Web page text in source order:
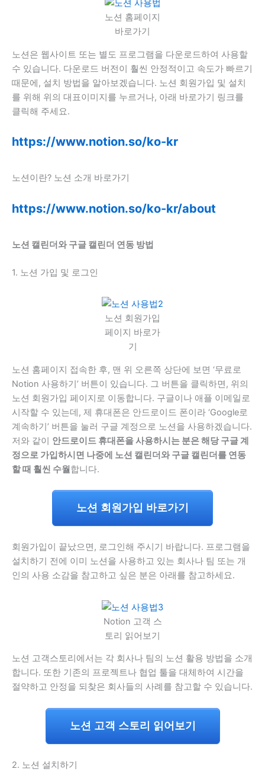
노션 홈페이지
바로가기
노션은 웹사이트 또는 별도 프로그램을 다운로드하여 사용할
수 있습니다. 다운로드 버전이 훨씬 안정적이고 속도가 빠르기
때문에, 설치 방법을 알아보겠습니다. 노션 회원가입 및 설치
를 위해 위의 대표이미지를 누르거나, 아래 바로가기 링크를
클릭해 주세요.
https://www.notion.so/ko-kr
노션이란? 노션 소개 바로가기
https://www.notion.so/ko-kr/about
노션 캘린더와 구글 캘린더 연동 방법
1. 노션 가입 및 로그인
노션 회원가입
페이지 바로가
기
노션 홈페이지 접속한 후, 맨 위 오른쪽 상단에 보면 ‘무료로
Notion 사용하기’ 버튼이 있습니다. 그 버튼을 클릭하면, 위의
노션 회원가입 페이지로 이동합니다. 구글이나 애플 이메일로
시작할 수 있는데, 제 휴대폰은 안드로이드 폰이라 ‘Google로
계속하기’ 버튼을 눌러 구글 계정으로 노션을 사용하겠습니다.
저와 같이 안드로이드 휴대폰을 사용하시는 분은 해당 구글 계
정으로 가입하시면 나중에 노션 캘린더와 구글 캘린더를 연동
할 때 훨씬 수월 합니다.
노션 회원가입 바로가기
회원가입이 끝났으면, 로그인해 주시기 바랍니다. 프로그램을
설치하기 전에 이미 노션을 사용하고 있는 회사나 팀 또는 개
인의 사용 소감을 참고하고 싶은 분은 아래를 참고하세요.
Notion 고객 스
토리 읽어보기
노션 고객스토리에서는 각 회사나 팀의 노션 활용 방법을 소개
합니다. 또한 기존의 프로젝트나 협업 툴을 대체하여 시간을
절약하고 안정을 되찾은 회사들의 사례를 참고할 수 있습니다.
노션 고객 스토리 읽어보기
2. 노션 설치하기